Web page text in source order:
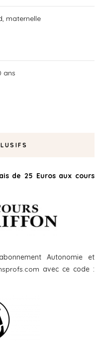
maternelle
ans
de 25 Euros aux cours
Autonomie et
avec ce code :